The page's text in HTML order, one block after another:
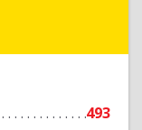
493
Красноярск г,